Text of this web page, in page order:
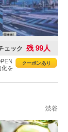
ェック 残 99人
クーポンあり
を
渋谷